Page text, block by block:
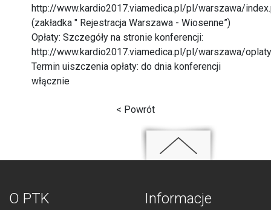
http://www.kardio2017.viamedica.pl/pl/warszawa/
(zakładka " Rejestracja Warszawa - Wiosenne”)
Opłaty: Szczegóły na stronie konferencji:
http://www.kardio2017.viamedica.pl/pl/warszawa/
Termin uiszczenia opłaty: do dnia konferencji
włącznie
< Powrót
O PTK Informacje